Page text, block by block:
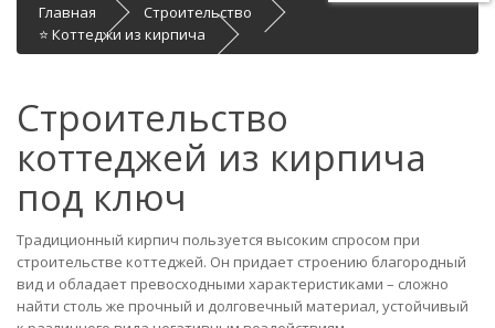
Главная
Строительство
⭐ Коттеджи из кирпича
Строительство
коттеджей из кирпича
под ключ
Традиционный кирпич пользуется высоким спросом при
строительстве коттеджей. Он придает строению благородный
вид и обладает превосходными характеристиками – сложно
найти столь же прочный и долговечный материал, устойчивый